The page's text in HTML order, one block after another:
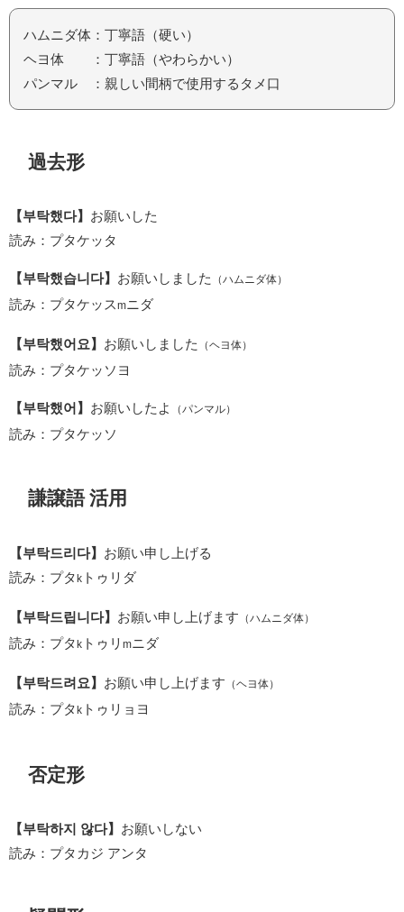
ハムニダ体：丁寧語（硬い）
ヘヨ体 ：丁寧語（やわらかい）
パンマル ：親しい間柄で使用するタメ口
過去形
【부탁했다】 お願いした
読み：プタケッタ
【부탁했습니다】 お願いしました （ハムニダ体）
読み：プタケッスmニダ
【부탁했어요】 お願いしました （ヘヨ体）
読み：プタケッソヨ
【부탁했어】 お願いしたよ （パンマル）
読み：プタケッソ
謙譲語 活用
【부탁드리다】 お願い申し上げる
読み：プタ k トゥリダ
【부탁드립니다】 お願い申し上げます （ハムニダ体）
読み：プタ k トゥリ m ニダ
【부탁드려요】 お願い申し上げます （ヘヨ体）
読み：プタ k トゥリョヨ
否定形
【부탁하지 않다】 お願いしない
読み：プタカジ アンタ